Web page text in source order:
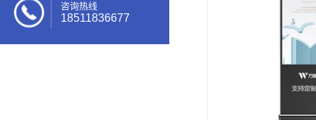
咨询热线
18511836677